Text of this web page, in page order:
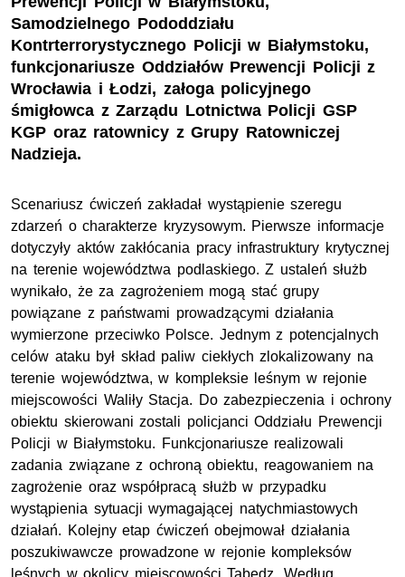
Samodzielnego Pododdziału
Kontrterrorystycznego Policji w Białymstoku,
funkcjonariusze Oddziałów Prewencji Policji z
Wrocławia i Łodzi, załoga policyjnego
śmigłowca z Zarządu Lotnictwa Policji GSP
KGP oraz ratownicy z Grupy Ratowniczej
Nadzieja.
Scenariusz ćwiczeń zakładał wystąpienie szeregu
zdarzeń o charakterze kryzysowym. Pierwsze informacje
dotyczyły aktów zakłócania pracy infrastruktury krytycznej
na terenie województwa podlaskiego. Z ustaleń służb
wynikało, że za zagrożeniem mogą stać grupy
powiązane z państwami prowadzącymi działania
wymierzone przeciwko Polsce. Jednym z potencjalnych
celów ataku był skład paliw ciekłych zlokalizowany na
terenie województwa, w kompleksie leśnym w rejonie
miejscowości Waliły Stacja. Do zabezpieczenia i ochrony
obiektu skierowani zostali policjanci Oddziału Prewencji
Policji w Białymstoku. Funkcjonariusze realizowali
zadania związane z ochroną obiektu, reagowaniem na
zagrożenie oraz współpracą służb w przypadku
wystąpienia sytuacji wymagającej natychmiastowych
działań. Kolejny etap ćwiczeń obejmował działania
poszukiwawcze prowadzone w rejonie kompleksów
leśnych w okolicy miejscowości Tabędz. Według